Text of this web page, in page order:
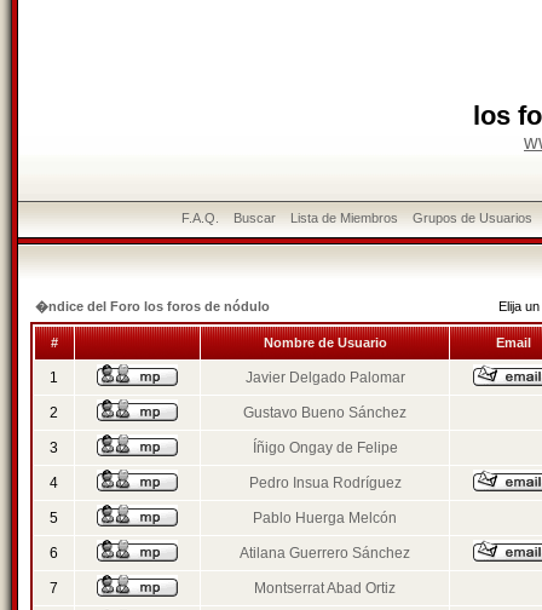
los
F.A.Q. Buscar Lista de Miembros Grupos de Usuarios
�ndice del Foro los foros de nódulo Elija
# Nombre de Usuario Email
1 Javier Delgado Palomar
2 Gustavo Bueno Sánchez
3 Íñigo Ongay de Felipe
4 Pedro Insua Rodríguez
5 Pablo Huerga Melcón
6 Atilana Guerrero Sánchez
7 Montserrat Abad Ortiz